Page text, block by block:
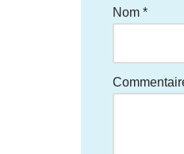
Nom *